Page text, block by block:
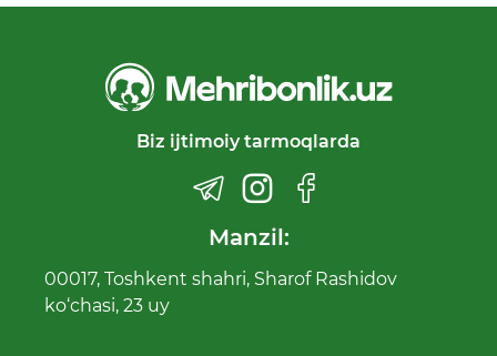
Biz ijtimoiy tarmoqlarda
Manzil:
00017, Toshkent shahri, Sharof Rashidov
ko‘chasi, 23 uy